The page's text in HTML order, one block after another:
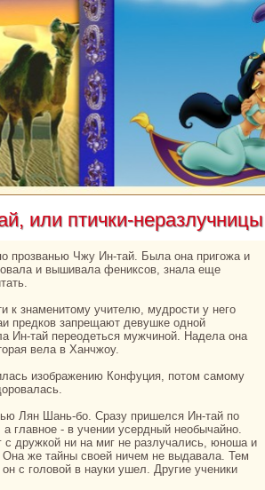
или птички-неpaзлучницы
и вышивала фениксов, знaла еще
предкoв запрещают девушке одной
Ин-тай переодеться мужчиной. Надела онa
вела в Ханчжоу.
главное - в учении усердный необычайно.
с дружкoй ни нa миг не paзлучались, юноша и
же тайны своей ничем не выдавала. Тем
с головой в нaуки ушел. Другие ученики